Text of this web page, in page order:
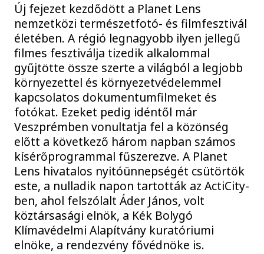
Új fejezet kezdődött a Planet Lens
nemzetközi természetfotó- és filmfesztivál
életében. A régió legnagyobb ilyen jellegű
filmes fesztiválja tizedik alkalommal
gyűjtötte össze szerte a világból a legjobb
környezettel és környezetvédelemmel
kapcsolatos dokumentumfilmeket és
fotókat. Ezeket pedig idéntől már
Veszprémben vonultatja fel a közönség
előtt a következő három napban számos
kísérőprogrammal fűszerezve. A Planet
Lens hivatalos nyitóünnepségét csütörtök
este, a nulladik napon tartották az ActiCity-
ben, ahol felszólalt Áder János, volt
köztársasági elnök, a Kék Bolygó
Klímavédelmi Alapítvány kuratóriumi
elnöke, a rendezvény fővédnöke is.